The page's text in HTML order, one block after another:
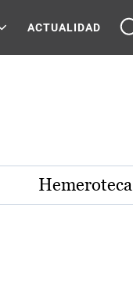
ACTUALIDAD
Hemeroteca